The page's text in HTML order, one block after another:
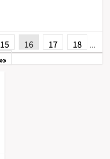
15 16 17 18
...
»»